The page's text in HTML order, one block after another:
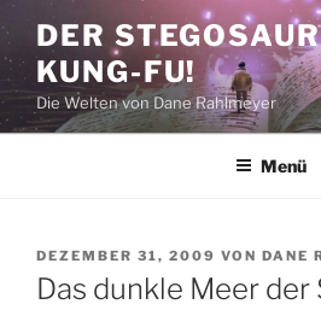
Zum
Inhalt
springen
DER
KUNG-FU!
Die Welten von Dane Rahlmeyer
Menü
VERÖFFENTLICHT
AM
DEZEMBER 31, 2009 VON DANE
Das dunkle Meer der